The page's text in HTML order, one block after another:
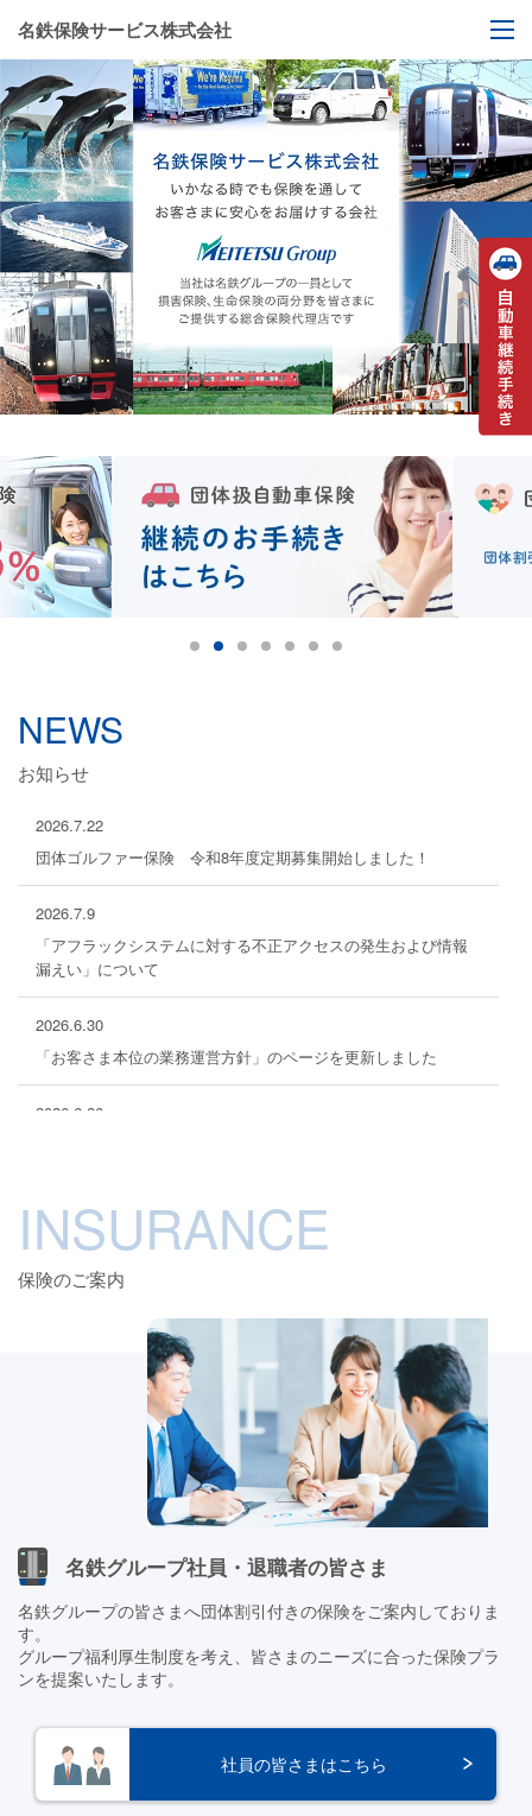
名鉄保険サービス株式会社
NEWS
お知らせ
2026.7.22
団体ゴルファー保険 令和8年度定期募集開始しました！
2026.7.9
「アフラックシステムに対する不正アクセスの発生および情報
漏えい」について
2026.6.30
「お客さま本位の業務運営方針」のページを更新しました
2026.6.26
「会社概要」のページを更新しました
2026.3.1
2027年度新卒採用について
団体傷害保険・団体医療保険 令和8年度定期募集開始しまし
アフラック医療保険が新しくなりました！
2025.8.1
「健康経営」のページを更新しました
2025.8.1
団体ゴルファー保険 令和7年度定期募集開始しました！
2025.6.30
お客さま本位の業務運営方針を更新しました
INSURANCE
保険のご案内
名鉄グループ社員・退職者の皆さま
名鉄グループの皆さまへ団体割引付きの保険をご案内しておりま
す。
グループ福利厚⽣制度を考え、皆さまのニーズに合った保険プラ
ンを提案いたします。
社員の皆さまはこちら